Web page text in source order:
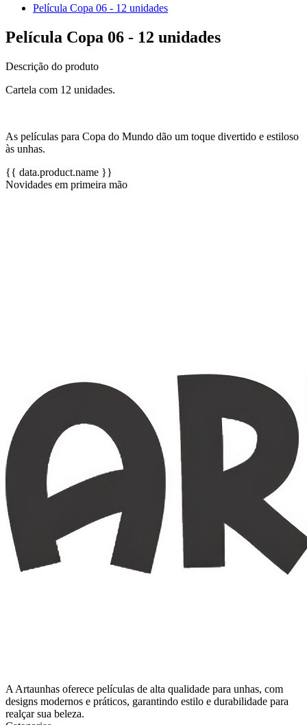
Película Copa 06 - 12 unidades
Película Copa 06 - 12 unidades
Descrição do produto
Cartela com 12 unidades.
As películas para Copa do Mundo dão um toque divertido e estiloso
às unhas.
{{ data.product.name }}
Novidades em primeira mão
A Artaunhas oferece películas de alta qualidade para unhas, com
designs modernos e práticos, garantindo estilo e durabilidade para
realçar sua beleza.